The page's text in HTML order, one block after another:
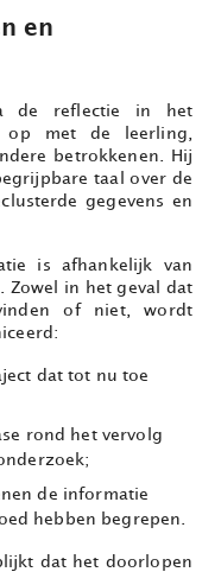
en
de reflectie in het
op met de leerling,
betrokkenen. Hij
taal over de
gegevens en
is afhankelijk van
Zowel in het geval dat
of niet, wordt
dat tot nu toe
rond het vervolg
de informatie
hebben begrepen.
dat het doorlopen